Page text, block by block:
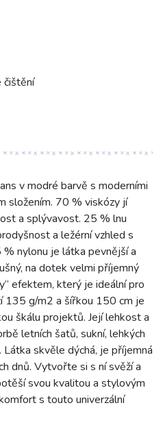
čištění
v modré barvě s moderními
složením. 70 % viskózy jí
a splývavost. 25 % lnu
a ležérní vzhled s
nylonu je látka pevnější a
na dotek velmi příjemný
efektem, který je ideální pro
135 g/m2 a šířkou 150 cm je
škálu projektů. Její lehkost a
letních šatů, sukní, lehkých
skvěle dýchá, je příjemná
dnů. Vytvořte si s ní svěží a
svou kvalitou a stylovým
s touto univerzální